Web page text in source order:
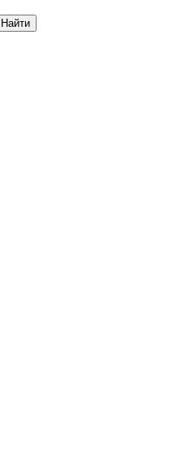
Найти